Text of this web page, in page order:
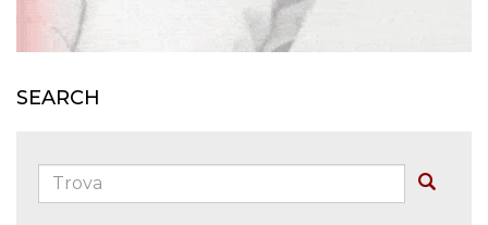
SEARCH
Trova: